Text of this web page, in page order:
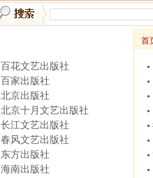
百花文艺出版社
百家出版社
北京出版社
北京十月文艺出版社
长江文艺出版社
春风文艺出版社
东方出版社
海南出版社
首